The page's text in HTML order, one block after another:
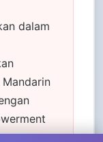
dalam